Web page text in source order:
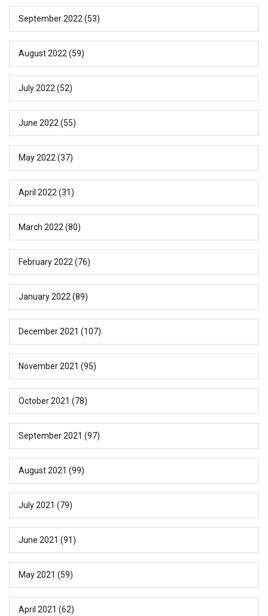
September 2022(53)
August 2022(59)
July 2022(52)
June 2022(55)
May 2022(37)
April 2022(31)
March 2022(80)
February 2022(76)
January 2022(89)
December 2021 (107)
November 2021 (95)
October 2021 (78)
September 2021 (97)
August 2021 (99)
July 2021 (79)
June 2021 (91)
May 2021 (59)
April 2021 (62)